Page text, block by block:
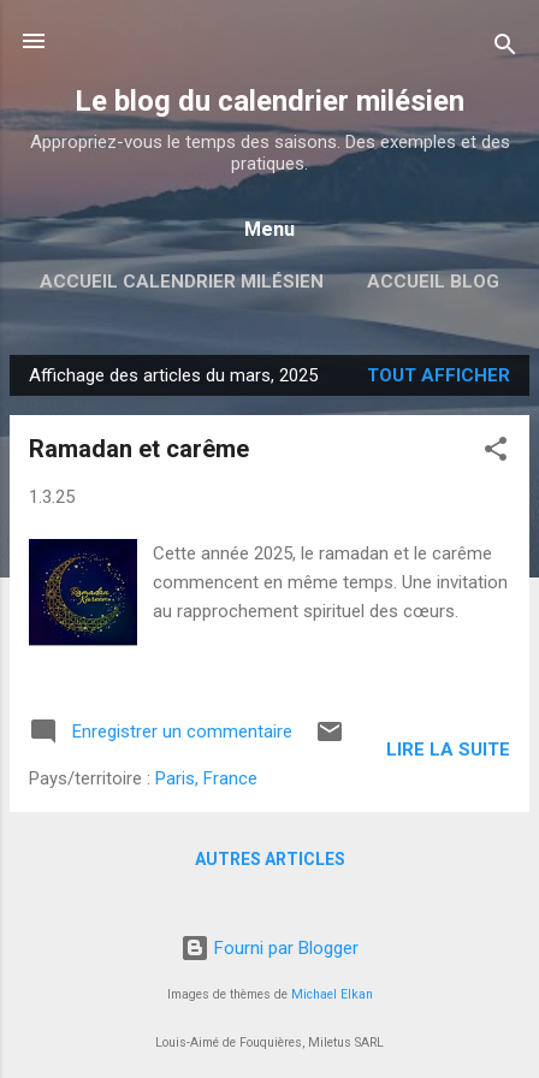
Le blog du calendrier milésien
Appropriez-vous le temps des saisons. Des exemples et des
pratiques.
Menu
ACCUEIL CALENDRIER MILÉSIEN ACCUEIL BLOG
A
r
Affichage des articles du mars, 2025 TOUT AFFICHER
Ramadan et carême
1.3.25
Cette année 2025, le ramadan et le carême
commencent en même temps. Une invitation
au rapprochement spirituel des cœurs.
Enregistrer un commentaire
Pays/territoire : Paris, France
LIRE LA SUITE
AUTRES ARTICLES
Fourni par Blogger
Images de thèmes de Michael Elkan
Louis-Aimé de Fouquières, Miletus SARL